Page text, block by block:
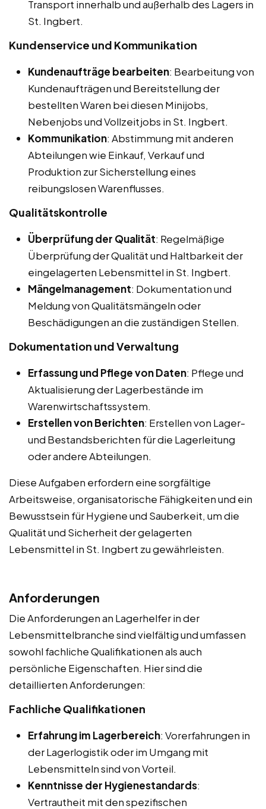
Transport innerhalb und außerhalb des Lagers in
St. Ingbert.
Kundenservice und Kommunikation
Kundenaufträge bearbeiten: Bearbeitung von
Kundenaufträgen und Bereitstellung der
bestellten Waren bei diesen Minijobs,
Nebenjobs und Vollzeitjobs in St. Ingbert.
Kommunikation: Abstimmung mit anderen
Abteilungen wie Einkauf, Verkauf und
Produktion zur Sicherstellung eines
reibungslosen Warenflusses.
Qualitätskontrolle
Überprüfung der Qualität: Regelmäßige
Überprüfung der Qualität und Haltbarkeit der
eingelagerten Lebensmittel in St. Ingbert.
Mängelmanagement: Dokumentation und
Meldung von Qualitätsmängeln oder
Beschädigungen an die zuständigen Stellen.
Dokumentation und Verwaltung
Erfassung und Pflege von Daten: Pflege und
Aktualisierung der Lagerbestände im
Warenwirtschaftssystem.
Erstellen von Berichten: Erstellen von Lager-
und Bestandsberichten für die Lagerleitung
oder andere Abteilungen.
Diese Aufgaben erfordern eine sorgfältige
Arbeitsweise, organisatorische Fähigkeiten und ein
Bewusstsein für Hygiene und Sauberkeit, um die
Qualität und Sicherheit der gelagerten
Lebensmittel in St. Ingbert zu gewährleisten.
Anforderungen
Die Anforderungen an Lagerhelfer in der
Lebensmittelbranche sind vielfältig und umfassen
sowohl fachliche Qualifikationen als auch
persönliche Eigenschaften. Hier sind die
detaillierten Anforderungen:
Fachliche Qualifikationen
Erfahrung im Lagerbereich: Vorerfahrungen in
der Lagerlogistik oder im Umgang mit
Lebensmitteln sind von Vorteil.
Kenntnisse der Hygienestandards:
Vertrautheit mit den spezifischen